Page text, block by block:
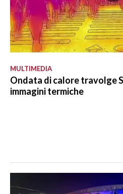
MULTIMEDIA
Ondata di calore travolge
immagini termiche